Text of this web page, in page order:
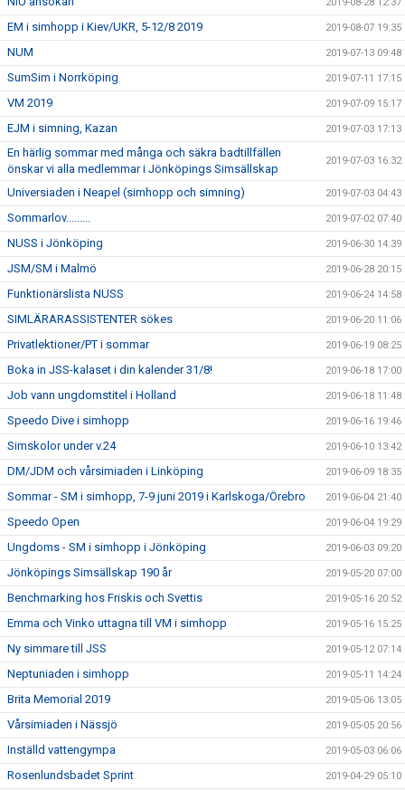
EM i simhopp i Kiev/UKR, 5-12/8 2019 2019-08-07 19:35
NUM 2019-07-13 09:48
SumSim i Norrköping 2019-07-11 17:15
VM 2019 2019-07-09 15:17
EJM i simning, Kazan 2019-07-03 17:13
En härlig sommar med många och säkra badtillfällen
önskar vi alla medlemmar i Jönköpings Simsällskap
2019-07-03 16:32
Universiaden i Neapel (simhopp och simning) 2019-07-03 04:43
Sommarlov......... 2019-07-02 07:40
NUSS i Jönköping 2019-06-30 14:39
JSM/SM i Malmö 2019-06-28 20:15
Funktionärslista NUSS 2019-06-24 14:58
SIMLÄRARASSISTENTER sökes 2019-06-20 11:06
Privatlektioner/PT i sommar 2019-06-19 08:25
Boka in JSS-kalaset i din kalender 31/8! 2019-06-18 17:00
Job vann ungdomstitel i Holland 2019-06-18 11:48
Speedo Dive i simhopp 2019-06-16 19:46
Simskolor under v.24 2019-06-10 13:42
DM/JDM och vårsimiaden i Linköping 2019-06-09 18:35
Sommar - SM i simhopp, 7-9 juni 2019 i Karlskoga/Örebro 2019-06-04 21:40
Speedo Open 2019-06-04 19:29
Ungdoms - SM i simhopp i Jönköping 2019-06-03 09:20
Jönköpings Simsällskap 190 år 2019-05-20 07:00
Benchmarking hos Friskis och Svettis 2019-05-16 20:52
Emma och Vinko uttagna till VM i simhopp 2019-05-16 15:25
Ny simmare till JSS 2019-05-12 07:14
Neptuniaden i simhopp 2019-05-11 14:24
Brita Memorial 2019 2019-05-06 13:05
Vårsimiaden i Nässjö 2019-05-05 20:56
Inställd vattengympa 2019-05-03 06:06
Rosenlundsbadet Sprint 2019-04-29 05:10